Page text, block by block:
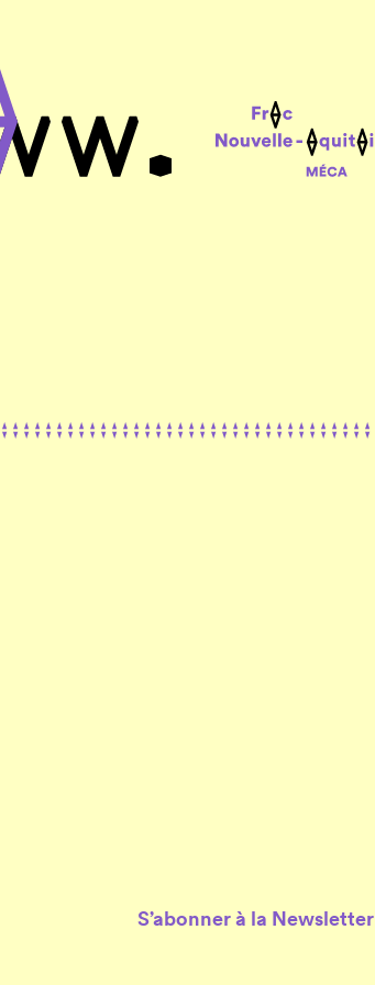
S’abonner à la Newsletter